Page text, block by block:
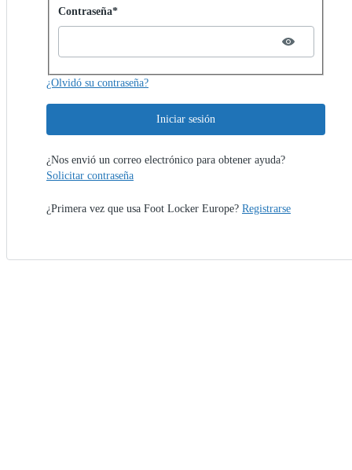
Password hidden
Contraseña*
¿Olvidó su contraseña?
Iniciar sesión
¿Nos envió un correo electrónico para obtener ayuda?
Solicitar contraseña
¿Primera vez que usa Foot Locker Europe? Registrarse